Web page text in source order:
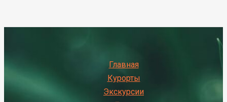
Главная
Курорты
Экскурсии